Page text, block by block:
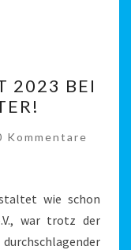
2023 BEI
Kommentare
wie schon
war trotz der